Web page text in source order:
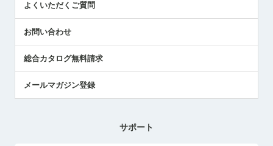
社長ブログ
よくいただくご質問
お問い合わせ
総合カタログ無料請求
メールマガジン登録
サポート